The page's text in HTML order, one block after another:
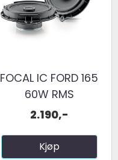
FOCAL IC FORD 165
60W RMS
2.190,-
Kjøp